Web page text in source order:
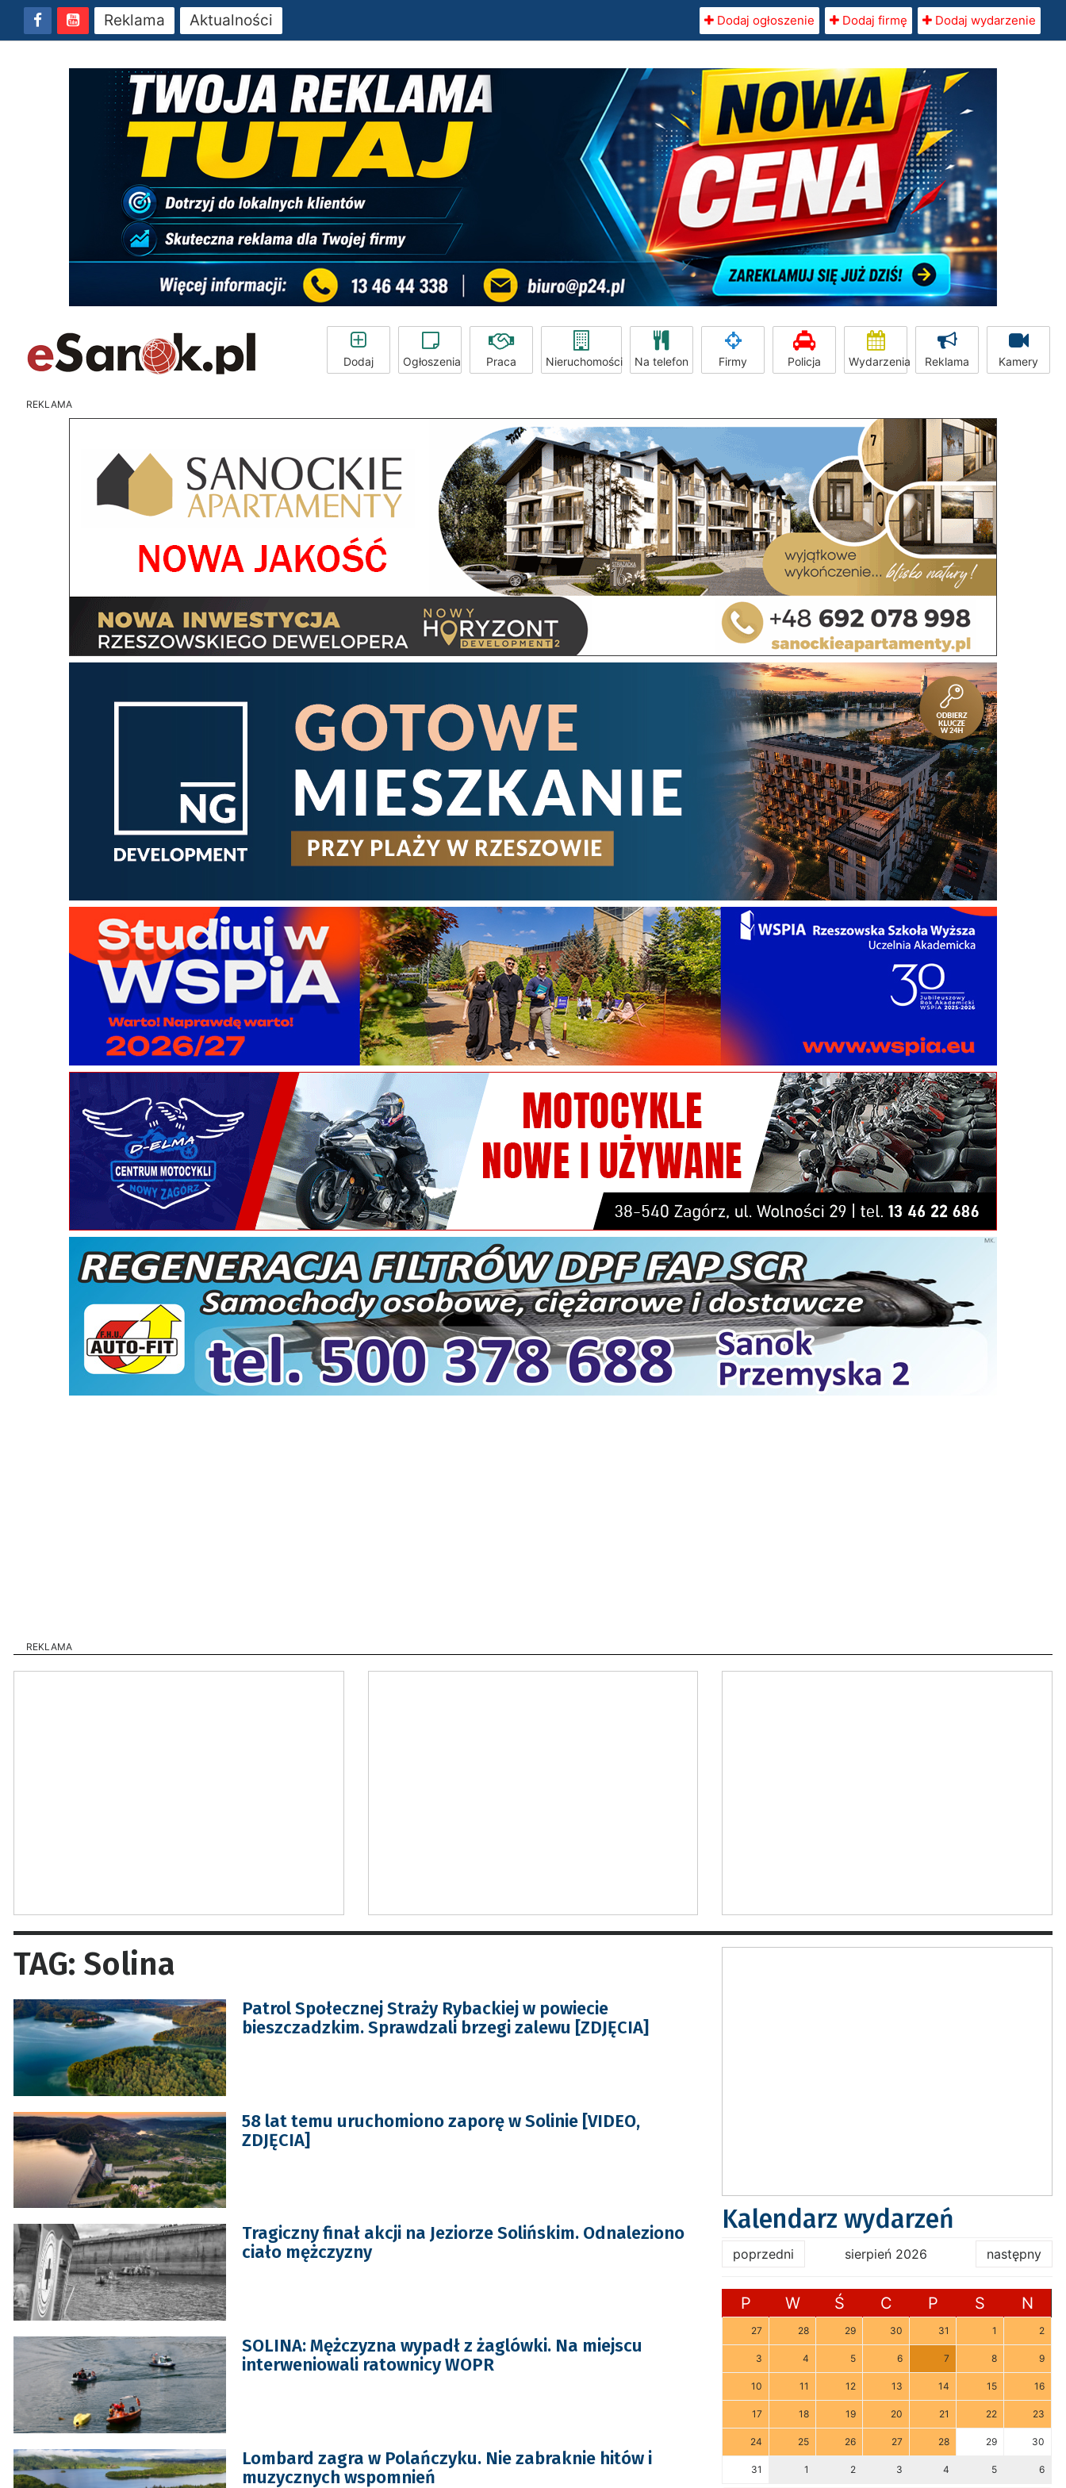
Reklama Aktualności Dodaj ogłoszenie Dodaj firmę Dodaj wydarzenie
Dodaj Ogłoszenia Praca Nieruchomości Na telefon Firmy Policja Wydarzenia Reklama Kamery
REKLAMA
REKLAMA
TAG: Solina
Patrol Społecznej Straży Rybackiej w powiecie
bieszczadzkim. Sprawdzali brzegi zalewu [ZDJĘCIA]
58 lat temu uruchomiono zaporę w Solinie [VIDEO,
ZDJĘCIA]
Tragiczny finał akcji na Jeziorze Solińskim. Odnaleziono
ciało mężczyzny
SOLINA: Mężczyzna wypadł z żaglówki. Na miejscu
interweniowali ratownicy WOPR
Lombard zagra w Polańczyku. Nie zabraknie hitów i
muzycznych wspomnień
Kalendarz wydarzeń
poprzedni sierpień 2026 następny
P W Ś C P S N
27 28 29 30 31 1 2
3 4 5 6 7 8 9
10 11 12 13 14 15 16
17 18 19 20 21 22 23
24 25 26 27 28 29 30
31 1 2 3 4 5 6